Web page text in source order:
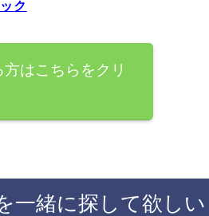
ク
はこちらをクリ
一緒に探して欲しい